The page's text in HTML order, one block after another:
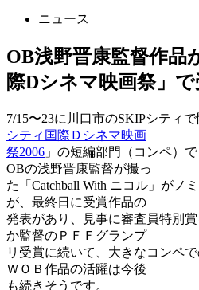
ニュース
OB浅野晋康監督作品
際Dシネマ映画祭」で
7/15〜23に川口市のSKIPシティ
シティ国際Ｄシネマ映画
祭2006 」の短編部門（コンペ）
OBの浅野晋康監督が撮っ
た「Catchball With ニコル」がノ
が、最終日に受賞作品の
発表があり、見事に審査員特別
か監督のＰＦＦグランプ
リ受賞に続いて、大きなコンペ
ＷＯＢ作品の活躍は今後
も続きそうです。